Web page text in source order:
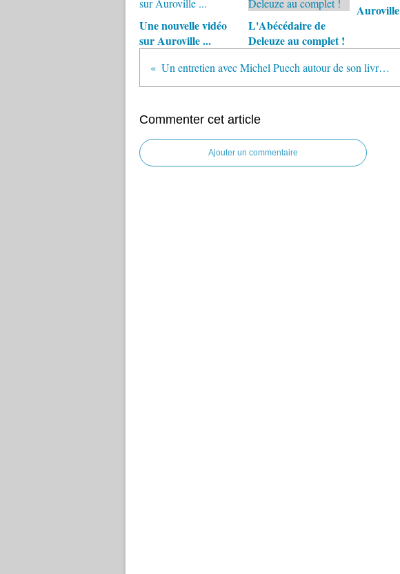
Une nouvelle vidéo
sur Auroville ...
L'Abécédaire de
Deleuze au complet !
Auroville
Un entretien avec Michel Puech autour de son livre : Homo sapiens technologicus
Commenter cet article
Ajouter un commentaire